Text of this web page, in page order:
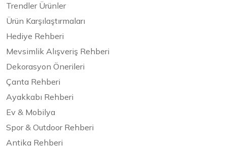
Trendler Ürünler
Ürün Karşılaştırmaları
Hediye Rehberi
Mevsimlik Alışveriş Rehberi
Dekorasyon Önerileri
Çanta Rehberi
Ayakkabı Rehberi
Ev & Mobilya
Spor & Outdoor Rehberi
Antika Rehberi